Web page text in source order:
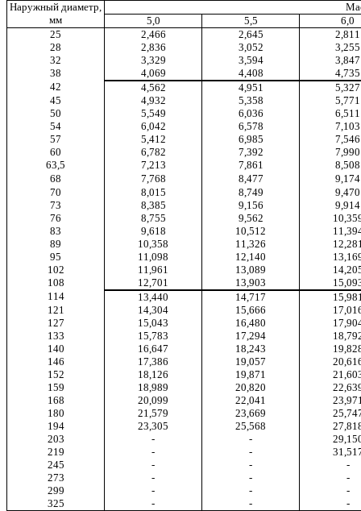
Наружный диаметр,
мм
5,0
5,5
6,0
25
2,466 2,645
2,811
28
2,836 3,052
3,255
32
3,329 3,594
3,847
38
4,069 4,408
4,735
42
4,562 4,951
5,327
45
4,932 5,358
5,771
50
5,549 6,036
6,511
54
6,042 6,578
7,103
57
5,412 6,985
7,546
60
6,782 7,392
7,990
63,5
7,213 7,861
8,508
68
7,768 8,477
9,174
70
8,015 8,749
9,470
73
8,385 9,156
9,914
76
8,755 9,562
83
9,618 10,512
89
10,358 11,326
95
11,098 12,140
102
11,961 13,089
108
12,701 13,903
114
13,440 14,717
121
14,304 15,666
127
15,043 16,480
133
15,783 17,294
140
16,647 18,243 19,
146
17,386 19,057
152
18,126 19,871 21,60
159
18,989 20,820 22,63
168
20,099 22,041
180
21,579 23,669
194
23,305 25,568
203
- -
219
- -
245
- -
-
273
- -
-
299
- -
-
325
- - -